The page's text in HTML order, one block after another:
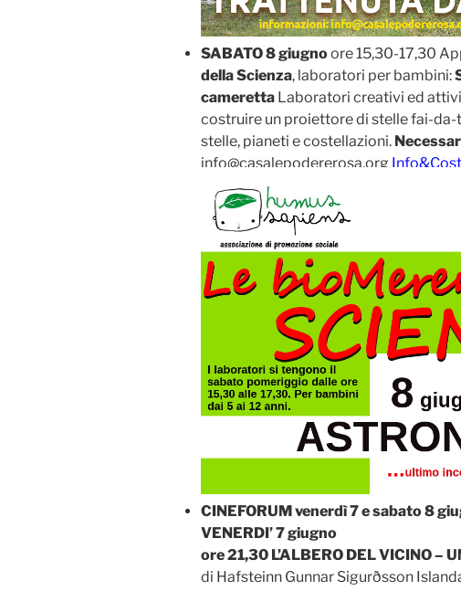
SABATO 8 giugnoore 15,30-17,30
della Scienza, laboratori per bambini:
cameretta Laboratori creativi ed
costruire un proiettore di stelle fai-
stelle, pianeti e costellazioni.
info@casalepodererosa.org
CINEFORUM venerdì 7 e sabato 8
VENERDI’ 7 giugno
ore 21,30 L’ALBERO DEL VICINO –
di Hafsteinn Gunnar Sigurðsson